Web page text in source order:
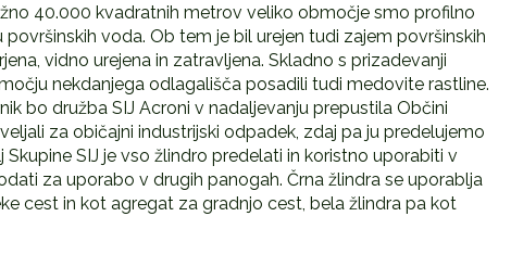
40.000 kvadratnih metrov veliko območje smo profilno
voda. Ob tem je bil urejen tudi zajem površinskih
vidno urejena in zatravljena. Skladno s prizadevanji
nekdanjega odlagališča posadili tudi medovite rastline.
bo družba SIJ Acroni v nadaljevanju prepustila Občini
za običajni industrijski odpadek, zdaj pa ju predelujemo
SIJ je vso žlindro predelati in koristno uporabiti v
za uporabo v drugih panogah. Črna žlindra se uporablja
cest in kot agregat za gradnjo cest, bela žlindra pa kot